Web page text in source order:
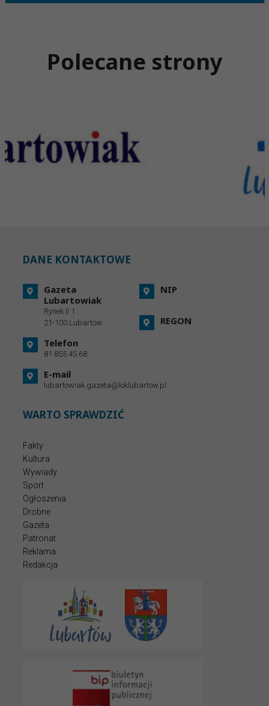
Polecane strony
DANE KONTAKTOWE
Gazeta
Lubartowiak
Rynek II 1
21-100 Lubartów
Telefon
81 855 45 68
E-mail
lubartowiak.gazeta@loklubartow.pl
NIP
REGON
WARTO SPRAWDZIĆ
Fakty
Kultura
Wywiady
Sport
Ogłoszenia
Drobne
Gazeta
Patronat
Reklama
Redakcja